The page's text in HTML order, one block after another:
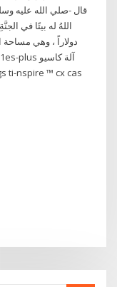
قال -صلي الله عليه
دولاراً ، وهي